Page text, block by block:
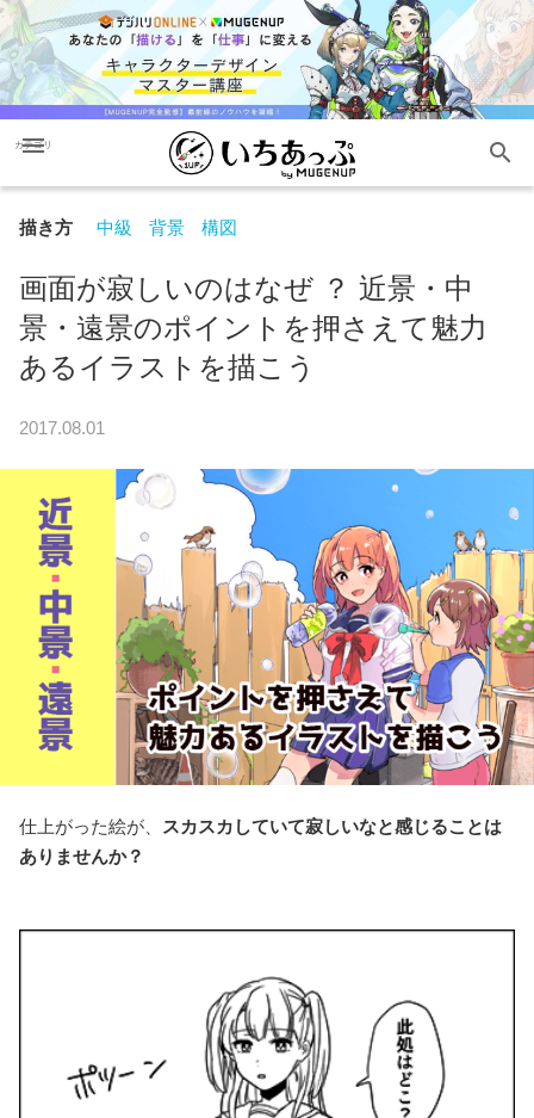
menu
カテゴリ search
描き方 中級 背景 構図
画面が寂しいのはなぜ ？ 近景・中
景・遠景のポイントを押さえて魅力
あるイラストを描こう
2017.08.01
仕上がった絵が、
スカスカしていて寂しいなと感じることは
ありませんか？